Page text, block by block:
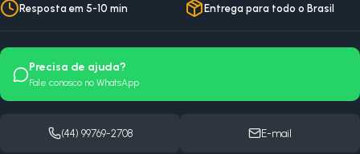
Resposta em 5-10 min Entrega para todo o Brasil
Precisa de ajuda?
Fale conosco no WhatsApp
(44) 99769-2708 E-mail